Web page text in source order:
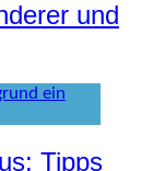
und
Tipps